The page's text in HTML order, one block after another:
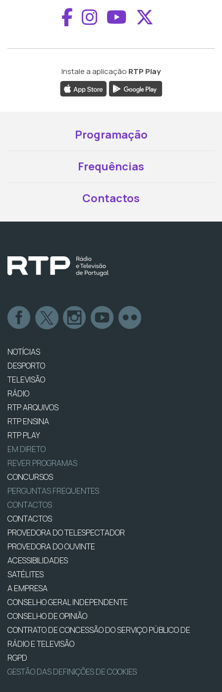
Aceder ao
Aceder ao
Aceder ao
Instale a aplicação RTP Play
Programação
Frequências
Contactos
NOTÍCIAS
DESPORTO
TELEVISÃO
RÁDIO
RTP ARQUIVOS
RTP ENSINA
RTP PLAY
EM DIRETO
REVER PROGRAMAS
CONCURSOS
PERGUNTAS FREQUENTES
CONTACTOS
CONTACTOS
PROVEDORA DO TELESPECTADOR
PROVEDORA DO OUVINTE
ACESSIBILIDADES
SATÉLITES
A EMPRESA
CONSELHO GERAL INDEPENDENTE
CONSELHO DE OPINIÃO
CONTRATO DE CONCESSÃO DO SERVIÇO PÚBLICO DE
RÁDIO E TELEVISÃO
RGPD
GESTÃO DAS DEFINIÇÕES DE COOKIES